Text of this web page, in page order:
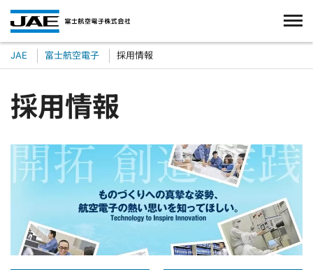
JAE 富士航空電子 採用情報
採用情報